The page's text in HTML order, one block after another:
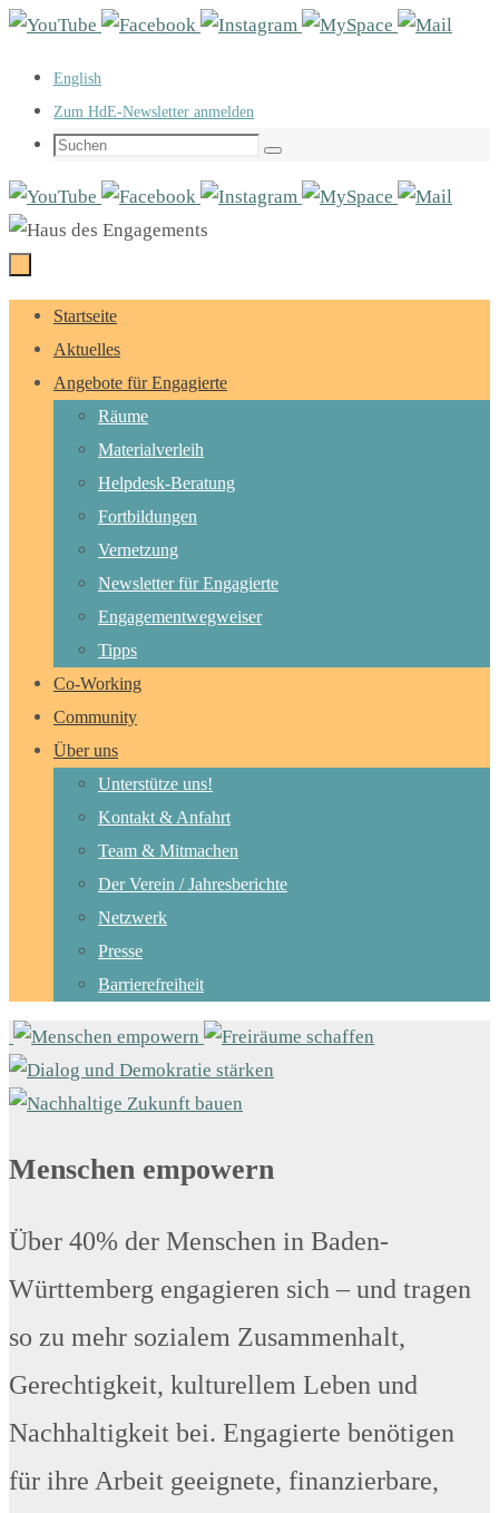
Zum
springen
English
Zum HdE-Newsletter anmelden
Suchen
Suchen
Zum
Inhalt
springen
Startseite
Aktuelles
Angebote für Engagierte
Räume
Materialverleih
Helpdesk-Beratung
Fortbildungen
Vernetzung
Newsletter für Engagierte
Engagementwegweiser
Tipps
Co-Working
Community
Über uns
Unterstütze uns!
Kontakt & Anfahrt
Team & Mitmachen
Der Verein / Jahresberichte
Netzwerk
Presse
Barrierefreiheit
Menschen empowern
Über 40% der Menschen in Baden-
Württemberg engagieren sich – und tragen
so zu mehr sozialem Zusammenhalt,
Gerechtigkeit, kulturellem Leben und
Nachhaltigkeit bei. Engagierte benötigen
für ihre Arbeit geeignete, finanzierbare,